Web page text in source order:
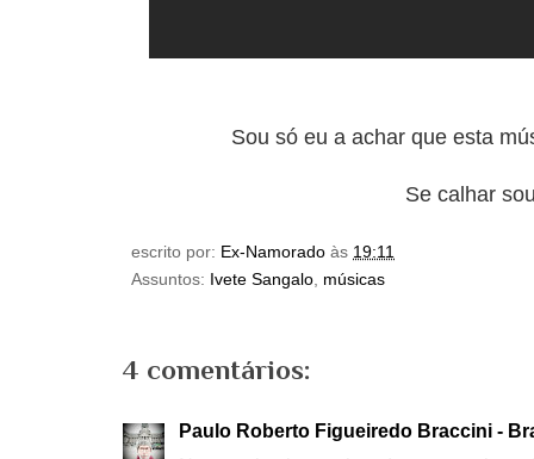
Sou só eu a achar que esta
Se calhar
escrito por: Ex-Namorado às 19:11
Assuntos: Ivete Sangalo músicas
4 comentários:
Paulo Roberto Figueiredo Braccini -